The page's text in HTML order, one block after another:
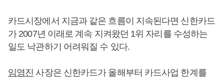
카드시장에서 지금과 같은 흐름이 지속된다면 신한카드
가 2007년 이래로 계속 지켜왔던 1위 자리를 수성하는
일도 낙관하기 어려워질 수 있다.
임영진 사장은 신한카드가 올해부터 카드사업 한계를